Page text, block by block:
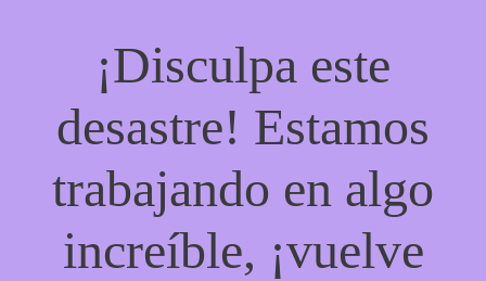
¡Disculpa este
desastre! Estamos
trabajando en algo
increíble, ¡vuelve